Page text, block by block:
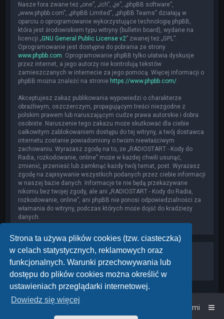
Strona ta używa plików cookies (tzw. ciasteczka)
w celach statystycznych, reklamowych oraz
funkcjonalnych. Warunki przechowywania lub
dostępu do plików cookies można określić w
ustawieniach przeglądarki internetowej.
Dowiedz się więcej
Nasze fora zwane też „one”, „ich”, „je”, „phpBB software”,
„www.phpbb.com”, „phpBB Limited”, „phpBB Teams” działają w
oparciu o oprogramowanie wykorzystujące technologię phpBB,
która jest środowiskiem typu witryny (bulletin board), wydane na
licencji „GNU General Public License v2” zwanej też „GPL”.
Oprogramowanie jest dostępne do pobrania ze strony
www.phpbb.com . Oprogramowanie phpBB tylko ułatwia dyskusje
przez internet, a jego autorzy nie kontrolują tekstów
zamieszczanych w internecie za jego pomocą. Więcej informacji o
phpBB można znaleźć na stronie https://www.phpbb.com/
Akceptujesz zakaz publikowania wypowiedzi o charakterze
obraźliwym, oszczerczym, propagującym treści niezgodne z
polskim prawem lub naruszającym cudze prawa autorskie i dobra
osobiste. Naruszenie tego zakazu może skutkować dla ciebie
całkowitym zablokowaniem dostępu do tej witryny, a twój dostawca
internetu zostanie powiadomiony o twoim niewłaściwym
zachowaniu. Wyrażasz zgodę na to, że „RADIOSTART - Kody do
Radia, rozkodowanie, online” może w każdej chwili usunąć,
zmienić, przenieść lub zamknąć każdy twój temat, post. Wyrażasz
zgodę na zapisywanie wszystkich podanych przez ciebie informacji
w naszej bazie danych. Informacje te nie będą przekazywane
nikomu bez twojej zgody, ale ani „RADIOSTART - Kody do Radia,
rozkodowanie, online”, ani phpBB nie ponosi odpowiedzialności za
włamania do witryny, podczas których może dojść do kradzieży
danych.
Strona główna Kontakt z nami